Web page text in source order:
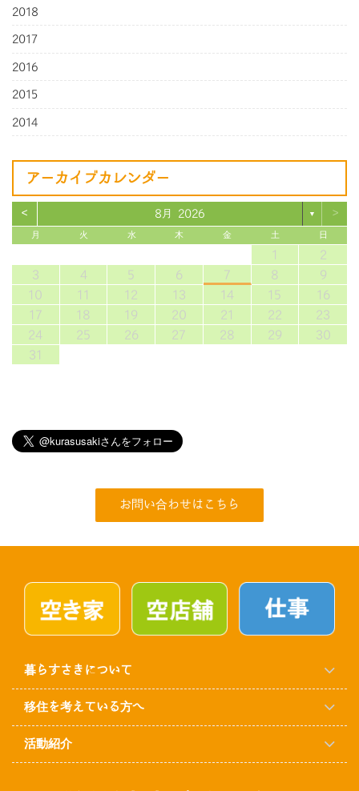
2018
2017
2016
2015
2014
アーカイブカレンダー
< 8月 2026 ▼ >
月 火 水 木 金 土 日
1
2
3
4 5 6 7 8
9
10
11 12 13 14 15
16
17
18 19 20 21 22
23
24
25 26 27 28 29
30
31
お問い合わせはこちら
暮らすさきについて
移住を考えている方へ
活動紹介